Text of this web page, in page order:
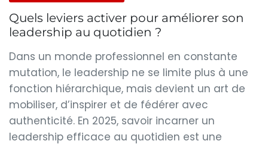
Quels leviers activer pour améliorer son
leadership au quotidien ?
Dans un monde professionnel en constante
mutation, le leadership ne se limite plus à une
fonction hiérarchique, mais devient un art de
mobiliser, d’inspirer et de fédérer avec
authenticité. En 2025, savoir incarner un
leadership efficace au quotidien est une